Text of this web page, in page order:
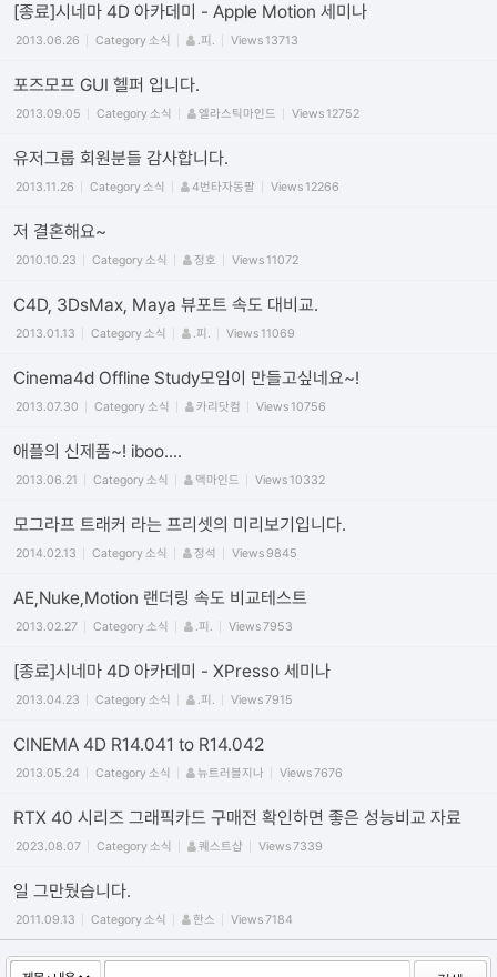
[종료]시네마 4D 아카데미 - Apple Motion 세미나
2013.06.26 Category소식 .피. Views13713
포즈모프 GUI 헬퍼 입니다.
2013.09.05 Category소식 엘라스틱마인드 Views12752
유저그룹 회원분들 감사합니다.
2013.11.26 Category소식 4번타자동팔 Views12266
저 결혼해요~
2010.10.23 Category소식 정호 Views11072
C4D, 3DsMax, Maya 뷰포트 속도 대비교.
2013.01.13 Category소식 .피. Views11069
Cinema4d Offline Study모임이 만들고싶네요~!
2013.07.30 Category소식 카리닷컴 Views10756
애플의 신제품~! iboo....
2013.06.21 Category소식 맥마인드 Views10332
모그라프 트래커 라는 프리셋의 미리보기입니다.
2014.02.13 Category소식 정석 Views9845
AE,Nuke,Motion 랜더링 속도 비교테스트
2013.02.27 Category소식 .피. Views7953
[종료]시네마 4D 아카데미 - XPresso 세미나
2013.04.23 Category소식 .피. Views7915
CINEMA 4D R14.041 to R14.042
2013.05.24 Category소식 뉴트러블지나 Views7676
RTX 40 시리즈 그래픽카드 구매전 확인하면 좋은 성능비교 자료
2023.08.07 Category소식 퀘스트샵 Views7339
일 그만뒀습니다.
2011.09.13 Category소식 한스 Views7184